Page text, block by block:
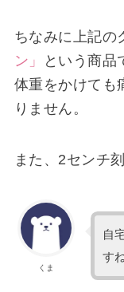
ちなみに上記の
ン 」
という商品
体重をかけても
りません。
また、2センチ
くま
自
す